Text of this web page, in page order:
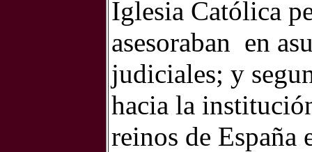
Iglesia Católica
asesoraban en
judiciales; y
hacia la
reinos de España